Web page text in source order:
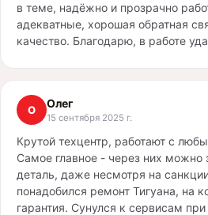
в теме, надёжно и прозрачно
адекватные, хорошая обратная
качество. Благодарю, в работе
О Олег
15 сентября 2025 г.
Крутой техцентр, работают с
Самое главное - через них можно
деталь, даже несмотря на
понадобился ремонт Тигуана, на
гарантия. Сунулся к сервисам